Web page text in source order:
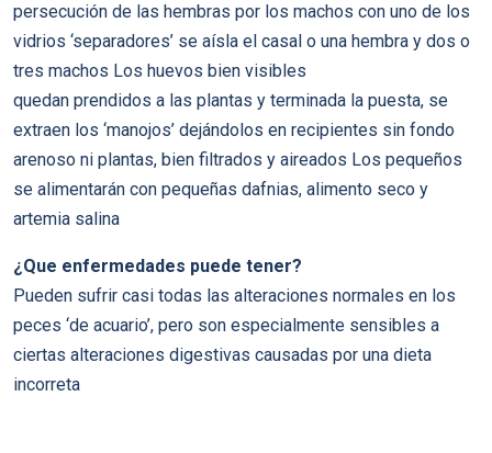
persecución de las hembras por los machos con uno de los
vidrios ‘separadores’ se aísla el casal o una hembra y dos o
tres machos Los huevos bien visibles
quedan prendidos a las plantas y terminada la puesta, se
extraen los ‘manojos’ dejándolos en recipientes sin fondo
arenoso ni plantas, bien filtrados y aireados Los pequeños
se alimentarán con pequeñas dafnias, alimento seco y
artemia salina
¿Que enfermedades puede tener?
Pueden sufrir casi todas las alteraciones normales en los
peces ‘de acuario’, pero son especialmente sensibles a
ciertas alteraciones digestivas causadas por una dieta
incorreta